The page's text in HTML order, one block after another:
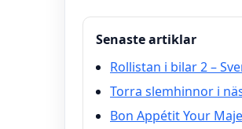
Senaste artiklar
Rollistan i bilar 2 –
Torra slemhinnor i
Bon Appétit Your